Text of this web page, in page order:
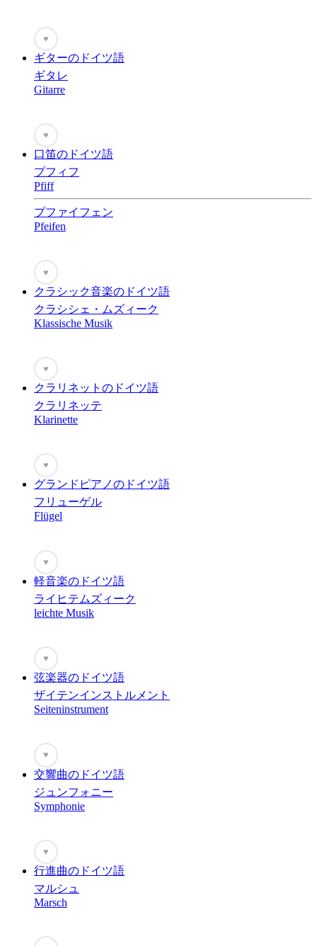
♥
ギターのドイツ語
ギタレ
Gitarre
♥
口笛のドイツ語
プフィフ
Pfiff
プファイフェン
Pfeifen
♥
クラシック音楽のドイツ語
クラシシェ・ムズィーク
Klassische Musik
♥
クラリネットのドイツ語
クラリネッテ
Klarinette
♥
グランドピアノのドイツ語
フリューゲル
Flügel
♥
軽音楽のドイツ語
ライヒテムズィーク
leichte Musik
♥
弦楽器のドイツ語
ザイテンインストルメント
Seiteninstrument
♥
交響曲のドイツ語
ジュンフォニー
Symphonie
♥
行進曲のドイツ語
マルシュ
Marsch